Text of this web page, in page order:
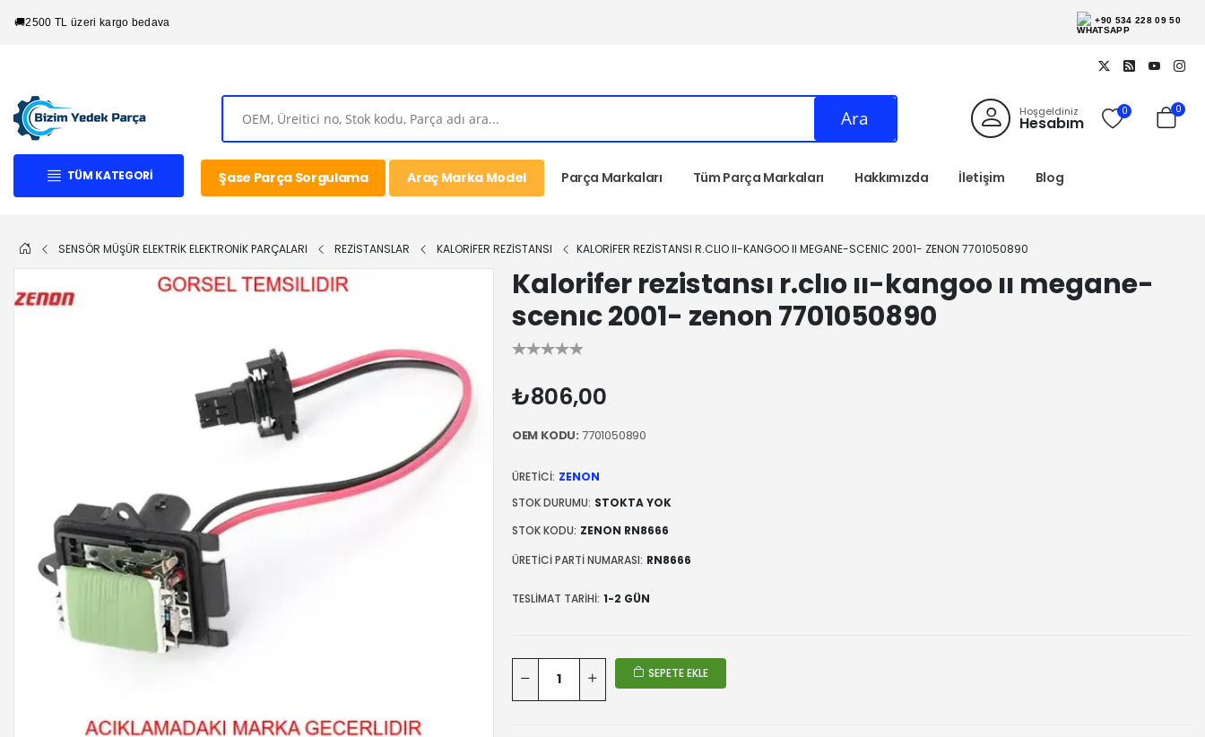
🚚2500 TL üzeri kargo bedava +90 534 228 09 50
Ara Hoşgeldiniz
Hesabım
0 0
TÜM KATEGORI Şase Parça Sorgulama Araç Marka Model Parça Markaları Tüm Parça Markaları Hakkımızda İletişim Blog
SENSÖR MÜŞÜR ELEKTRİK ELEKTRONİK PARÇALARI REZİSTANSLAR KALORİFER REZİSTANSI KALORIFER REZISTANSI R.CLIO II-KANGOO II MEGANE-SCENIC 2001- ZENON 7701050890
Kalorifer rezistansı r.clıo ıı-kangoo ıı megane-
scenıc 2001- zenon 7701050890
₺806,00
OEM KODU: 7701050890
ÜRETICI: ZENON
STOK DURUMU: STOKTA YOK
STOK KODU: ZENON RN8666
ÜRETICI PARTI NUMARASI: RN8666
TESLIMAT TARIHI: 1-2 GÜN
SEPETE EKLE